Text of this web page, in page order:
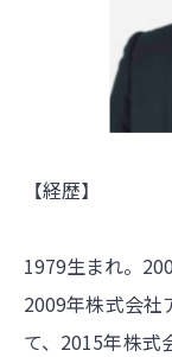
【経歴】
1979生まれ。
2009年株式会社
て、2015年株式